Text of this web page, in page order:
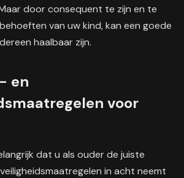
door consequent te zijn en te
van uw kind, kan een goede
haalbaar zijn.
en
voor
dat u als ouder de juiste
in acht neemt